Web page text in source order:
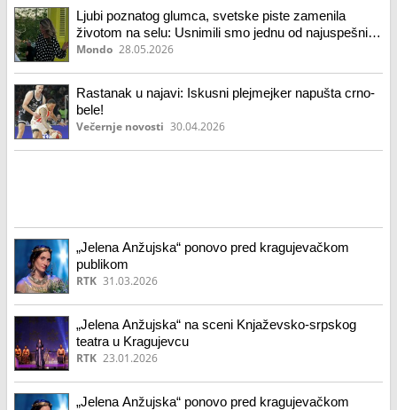
Ljubi poznatog glumca, svetske piste zamenila
životom na selu: Usnimili smo jednu od najuspešnijih
srpskih manekenki
Mondo 28.05.2026
Rastanak u najavi: Iskusni plejmejker napušta crno-
bele!
Večernje novosti 30.04.2026
„Jelena Anžujska“ ponovo pred kragujevačkom
publikom
RTK 31.03.2026
„Jelena Anžujska“ na sceni Knjaževsko-srpskog
teatra u Kragujevcu
RTK 23.01.2026
„Jelena Anžujska“ ponovo pred kragujevačkom